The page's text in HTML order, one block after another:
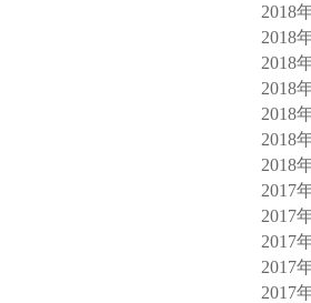
2018
2018
2018
2018
2018
2018
2018
2017
2017
2017
2017
2017